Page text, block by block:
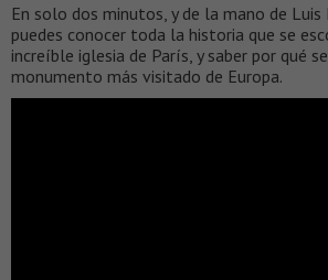
En solo dos minutos, y de la mano de Luis
puedes conocer toda la historia que se
increíble iglesia de París, y saber por qué
monumento más visitado de Europa.